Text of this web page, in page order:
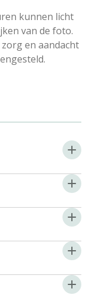
kunnen licht
van de foto.
en aandacht